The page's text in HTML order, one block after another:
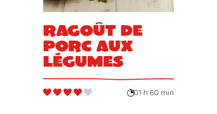
Ragoût de
porc aux
légumes
01 h 60 min